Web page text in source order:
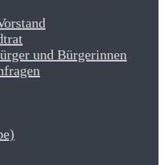
und Bürgerinnen